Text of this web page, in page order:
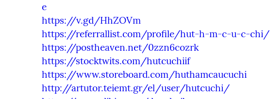
e
https://v.gd/HhZOVm
https://referrallist.com/profile/hut-h-m-c-u-c-chi/
https://postheaven.net/0zzn6cozrk
https://stocktwits.com/hutcuchiif
https://www.storeboard.com/huthamcaucuchi
http://artutor.teiemt.gr/el/user/hutcuchi/